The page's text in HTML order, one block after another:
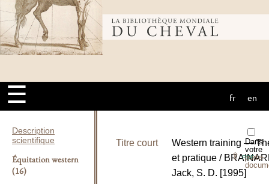
Bibliothèque
mondiale du
cheval
☰ fr en
Description
scientifique
Équitation western
(16)
Dans
votre
porte-
⇪PDF
Titre court
Western training —
et pratique /
Jack, S. D. [1995]